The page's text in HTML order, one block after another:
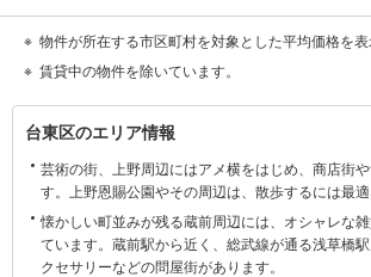
物件が所在する市区町村を対象とした平均価格を表
賃貸中の物件を除いています。
台
東
区
に
関
す
台東区のエリア情報
芸術の街、上野周辺にはアメ横をはじめ、商店街
す。上野恩賜公園やその周辺は、散歩するには最適
懐かしい町並みが残る蔵前周辺には、オシャレな
ています。蔵前駅から近く、総武線が通る浅草橋
クセサリーなどの問屋街があります。